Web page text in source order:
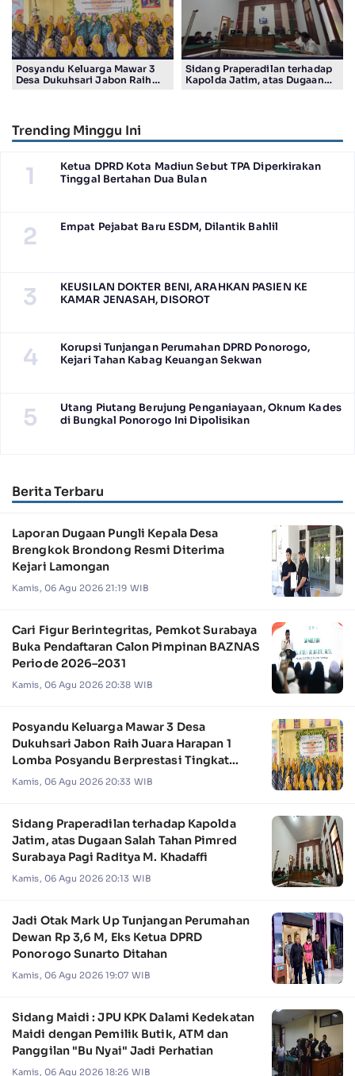
Posyandu Keluarga Mawar 3
Desa Dukuhsari Jabon Raih
Sidang Praperadilan terhadap
Kapolda Jatim, atas Dugaan
Trending Minggu Ini
1
Ketua DPRD Kota Madiun Sebut TPA Diperkirakan
Tinggal Bertahan Dua Bulan
2 Empat Pejabat Baru ESDM, Dilantik Bahlil
3
KEUSILAN DOKTER BENI, ARAHKAN PASIEN KE
KAMAR JENASAH, DISOROT
4
Korupsi Tunjangan Perumahan DPRD Ponorogo,
Kejari Tahan Kabag Keuangan Sekwan
5
Utang Piutang Berujung Penganiayaan, Oknum Kades
di Bungkal Ponorogo Ini Dipolisikan
Berita Terbaru
Laporan Dugaan Pungli Kepala Desa
Brengkok Brondong Resmi Diterima
Kejari Lamongan
Kamis, 06 Agu 2026 21:19 WIB
Cari Figur Berintegritas, Pemkot Surabaya
Buka Pendaftaran Calon Pimpinan BAZNAS
Periode 2026–2031
Kamis, 06 Agu 2026 20:38 WIB
Posyandu Keluarga Mawar 3 Desa
Dukuhsari Jabon Raih Juara Harapan 1
Lomba Posyandu Berprestasi Tingkat
Jawa Timur 2026
Kamis, 06 Agu 2026 20:33 WIB
Sidang Praperadilan terhadap Kapolda
Jatim, atas Dugaan Salah Tahan Pimred
Surabaya Pagi Raditya M. Khadaffi
Kamis, 06 Agu 2026 20:13 WIB
Jadi Otak Mark Up Tunjangan Perumahan
Dewan Rp 3,6 M, Eks Ketua DPRD
Ponorogo Sunarto Ditahan
Kamis, 06 Agu 2026 19:07 WIB
Sidang Maidi : JPU KPK Dalami Kedekatan
Maidi dengan Pemilik Butik, ATM dan
Panggilan "Bu Nyai" Jadi Perhatian
Kamis, 06 Agu 2026 18:26 WIB